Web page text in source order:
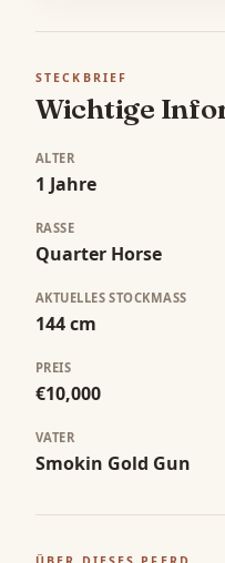
STECKBRIEF
Wichtige
ALTER
1 Jahre
RASSE
Quarter Horse
AKTUELLES STOCKMASS
144 cm
PREIS
€10,000
VATER
Smokin Gold Gun